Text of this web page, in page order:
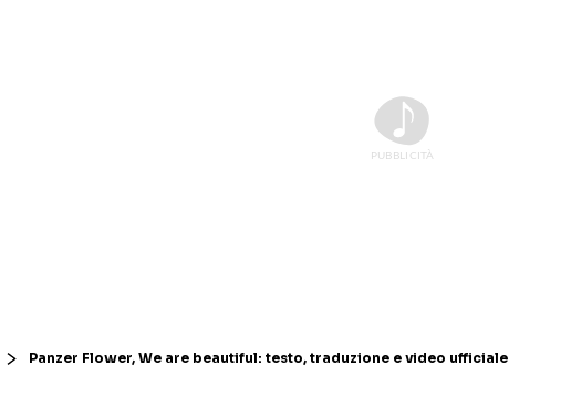
TALENT SHOW
Panzer Flower, We are beautiful: testo, traduzione e video ufficiale